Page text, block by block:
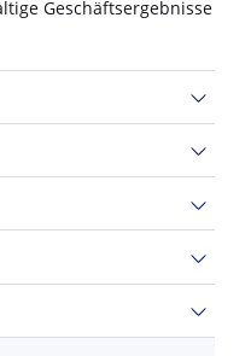
Geschäftsergebnisse